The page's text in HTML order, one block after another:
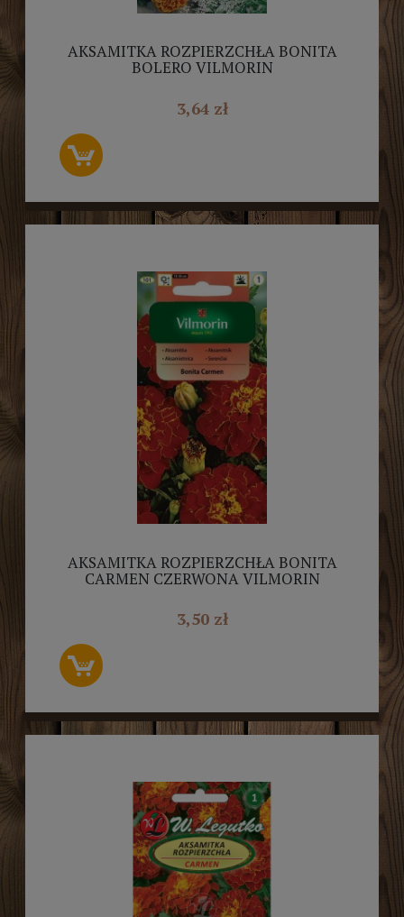
AKSAMITKA ROZPIERZCHŁA BONITA
BOLERO VILMORIN
3,64 zł
AKSAMITKA ROZPIERZCHŁA BONITA
CARMEN CZERWONA VILMORIN
3,50 zł